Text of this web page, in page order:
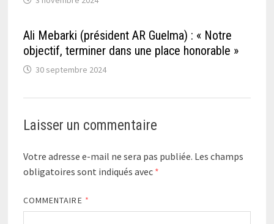
Ali Mebarki (président AR Guelma) : « Notre
objectif, terminer dans une place honorable »
30 septembre 2024
Laisser un commentaire
Votre adresse e-mail ne sera pas publiée. Les champs
obligatoires sont indiqués avec *
COMMENTAIRE *